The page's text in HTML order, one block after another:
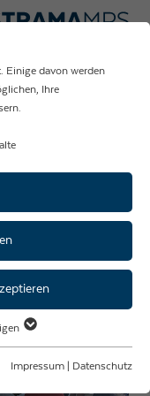
Einige davon werden
Ihre
der Webseite
Impressum Datenschutz